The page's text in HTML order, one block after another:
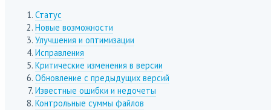
Статус
Новые возможности
Улучшения и оптимизации
Исправления
Критические изменения в версии
Обновление с предыдущих версий
Известные ошибки и недочеты
Контрольные суммы файлов